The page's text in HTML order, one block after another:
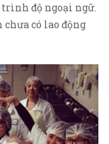
trình độ ngoại ngữ.
có lao động